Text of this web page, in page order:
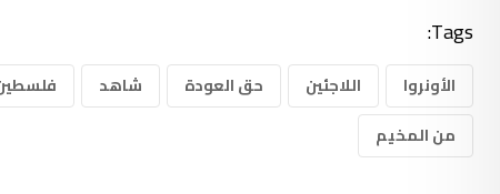
Tags:
الأونروا اللاجئين حق العودة شاهد
من المخيم